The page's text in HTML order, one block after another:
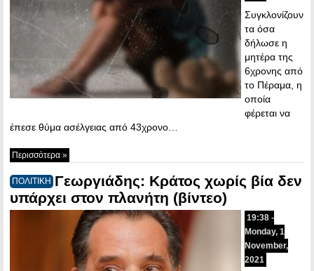
Συγκλονίζουν
τα όσα
δήλωσε η
μητέρα της
6χρονης από
το Πέραμα, η
οποία
φέρεται να
έπεσε θύμα ασέλγειας από 43χρονο…
Περισσότερα »
ΠΟΛΙΤΙΚΗ Γεωργιάδης: Κράτος χωρίς βία δεν
υπάρχει στον πλανήτη (βίντεο)
19:38 -
Monday, 1
November,
2021